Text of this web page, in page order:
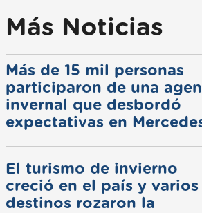
Más Noticias
Más de 15 mil personas
participaron de una
invernal que desbordó
expectativas en
El turismo de invierno
creció en el país y varios
destinos rozaron la